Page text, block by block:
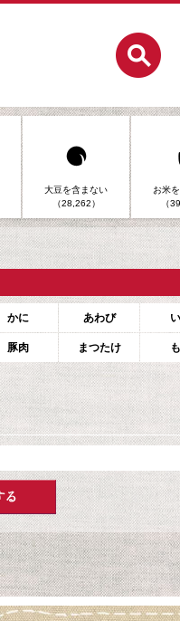
大豆を含まない
（28,262）
お米
（
かに あわび
豚肉 まつたけ